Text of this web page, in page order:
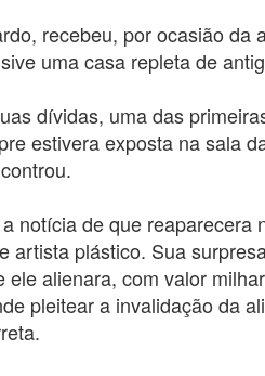
recebeu, por ocasião da
uma casa repleta de
dívidas, uma das
estivera exposta na sala
notícia de que reaparecera
artista plástico. Sua
alienara, com valor
pleitear a invalidação da